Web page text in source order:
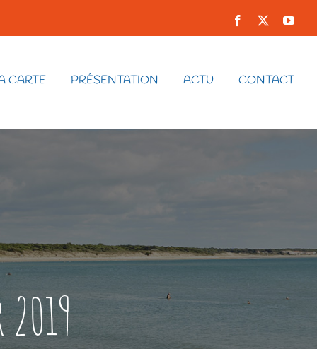
Facebook
CARTE PRÉSENTATION ACTU CONTACT